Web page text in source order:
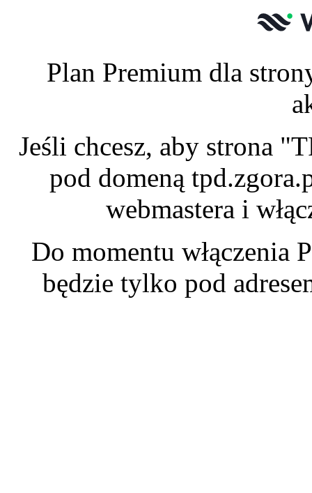
Plan Premium dla
Jeśli chcesz, aby strona
pod domeną
webmastera i
Do momentu włączenia
będzie tylko pod